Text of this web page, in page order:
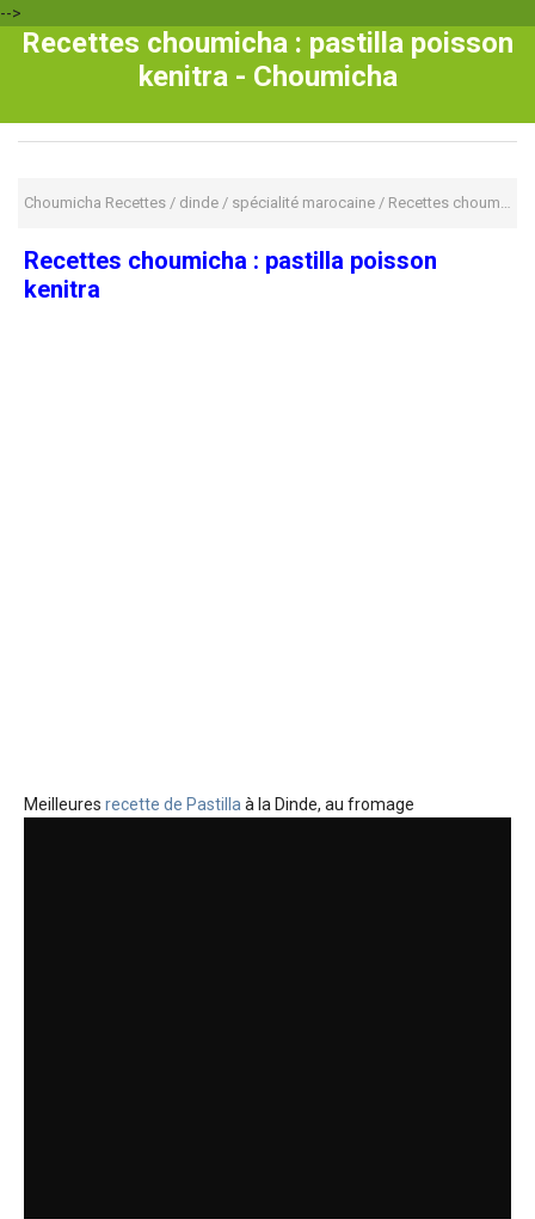
-->
Recettes choumicha : pastilla poisson
kenitra - Choumicha
Choumicha Recettes / dinde / spécialité marocaine / Recettes choumicha : pastilla poisson kenitra
Recettes choumicha : pastilla poisson
kenitra
Meilleures recette de Pastillaà la Dinde, au fromage